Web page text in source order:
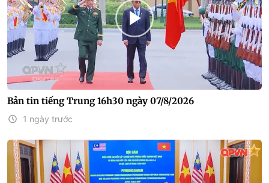
Bản tin tiếng Trung 16h30 ngày 07/8/2026
1 ngày trước